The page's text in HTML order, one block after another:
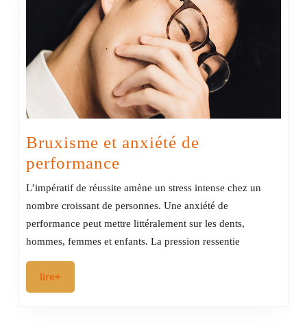
Bruxisme et anxiété de
performance
et
anxiété
de
performance
L’impératif de réussite amène un stress intense chez un
nombre croissant de personnes. Une anxiété de
performance peut mettre littéralement sur les dents,
hommes, femmes et enfants. La pression ressentie
lire+